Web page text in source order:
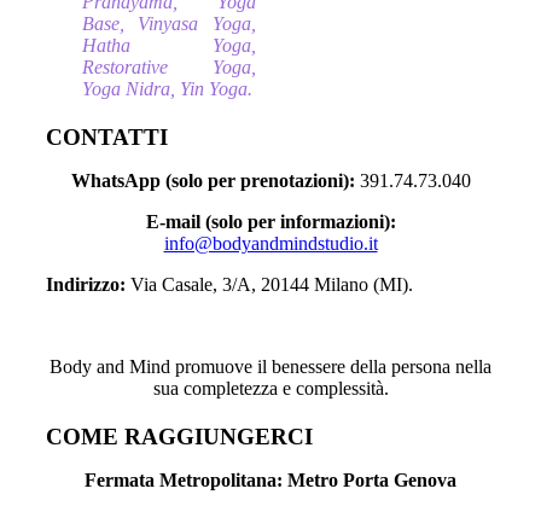
Base, Vinyasa Yoga,
Hatha Yoga,
Restorative Yoga,
Yoga Nidra, Yin Yoga.
CONTATTI
WhatsApp (solo per prenotazioni): 391.74.73.040
E-mail (solo per informazioni):
info@bodyandmindstudio.it
Indirizzo: Via Casale, 3/A, 20144 Milano (MI).
Body and Mind promuove il benessere della persona nella
sua completezza e complessità.
COME RAGGIUNGERCI
Fermata Metropolitana: Metro Porta Genova